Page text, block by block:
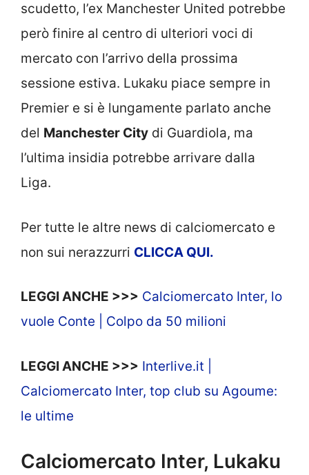
scudetto, l’ex Manchester United potrebbe
però finire al centro di ulteriori voci di
mercato con l’arrivo della prossima
sessione estiva. Lukaku piace sempre in
Premier e si è lungamente parlato anche
del Manchester City di Guardiola, ma
l’ultima insidia potrebbe arrivare dalla
Liga.
Per tutte le altre news di calciomercato e
non sui nerazzurri CLICCA QUI.
LEGGI ANCHE >>> Calciomercato Inter, lo
vuole Conte | Colpo da 50 milioni
LEGGI ANCHE >>> Interlive.it |
Calciomercato Inter, top club su Agoume:
le ultime
Calciomercato Inter, Lukaku